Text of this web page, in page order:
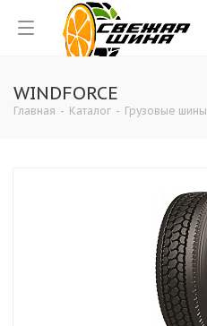
WINDFORCE
Главная - Каталог - Грузовые шины